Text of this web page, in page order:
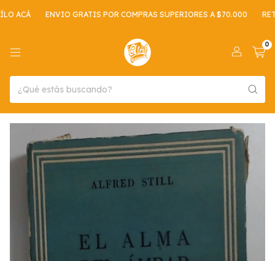
ACÁ ENVIO GRATIS POR COMPRAS SUPERIORES A $70.000
0